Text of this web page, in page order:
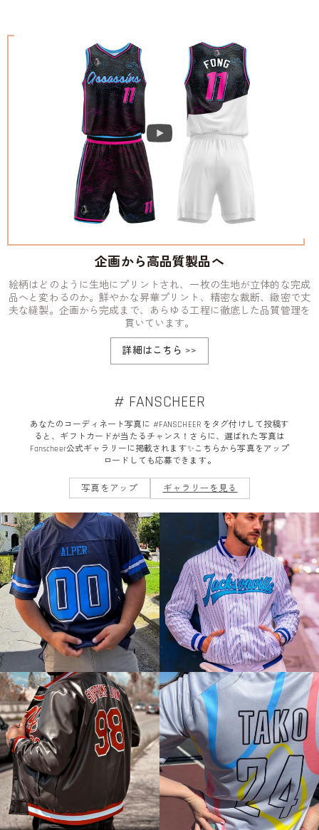
企画から高品質製品へ
絵柄はどのように生地にプリントされ、一枚の生地が立体的な完成
品へと変わるのか。鮮やかな昇華プリント、精密な裁断、緻密で丈
夫な縫製。企画から完成まで、あらゆる工程に徹底した品質管理を
貫いています。
詳細はこちら >>
# FANSCHEER
あなたのコーディネート写真に #FANSCHEER をタグ付けして投稿す
ると、ギフトカードが当たるチャンス！さらに、選ばれた写真は
Fanscheer公式ギャラリーに掲載されます✨こちらから写真をアップ
ロードしても応募できます。
写真をアップ ギャラリーを見る